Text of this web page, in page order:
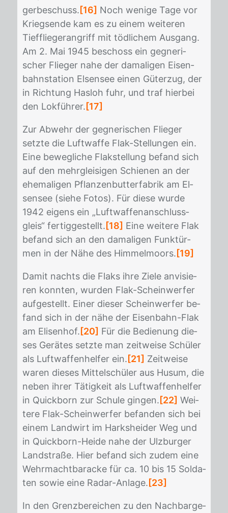
ger­be­schuss. [16] Noch we­ni­ge Tage vor
Kriegs­en­de kam es zu ei­nem wei­te­ren
Tief­flie­ger­an­griff mit töd­li­chem Aus­gang.
Am 2. Mai 1945 be­schoss ein geg­ne­ri­
scher Flie­ger nahe der da­ma­li­gen Ei­sen­
bahn­sta­ti­on El­sen­see ei­nen Gü­ter­zug, der
in Rich­tung Has­loh fuhr, und traf hier­bei
den Lok­füh­rer. [17]
Zur Ab­wehr der geg­ne­ri­schen Flie­ger
setz­te die Luft­waf­fe Flak-Stel­lun­gen ein.
Eine be­weg­li­che Flak­stel­lung be­fand sich
auf den mehr­glei­si­gen Schie­nen an der
ehe­ma­li­gen Pflan­zen­but­ter­fa­brik am El­
sen­see (sie­he Fo­tos). Für die­se wur­de
1942 ei­gens ein „Luft­waf­fen­an­schluss­
gleis“ fer­tig­ge­stellt. [18] Eine wei­te­re Flak
be­fand sich an den da­ma­li­gen Funk­tür­
men in der Nähe des Him­mel­moors. [19]
Da­mit nachts die Flaks ihre Zie­le an­vi­sie­
ren konn­ten, wur­den Flak-Schein­wer­fer
auf­ge­stellt. Ei­ner die­ser Schein­wer­fer be­
fand sich in der nähe der Ei­sen­bahn-Flak
am Eli­sen­hof. [20] Für die Be­die­nung die­
ses Ge­rä­tes setz­te man zeit­wei­se Schü­ler
als Luft­waf­fen­hel­fer ein. [21] Zeit­wei­se
wa­ren die­ses Mit­tel­schü­ler aus Hu­sum, die
ne­ben ih­rer Tä­tig­keit als Luft­waf­fen­hel­fer
in Quick­born zur Schu­le gin­gen. [22] Wei­
te­re Flak-Schein­wer­fer be­fan­den sich bei
ei­nem Land­wirt im Hark­shei­der Weg und
in Quick­born-Hei­de nahe der Ulz­bur­ger
Land­stra­ße. Hier be­fand sich zu­dem eine
Wehr­macht­ba­ra­cke für ca. 10 bis 15 Sol­da­
ten so­wie eine Ra­dar-An­la­ge. [23]
In den Grenz­be­rei­chen zu den Nach­bar­ge­